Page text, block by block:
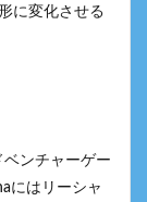
に変化させる
ンチャーゲー
にはリーシャ